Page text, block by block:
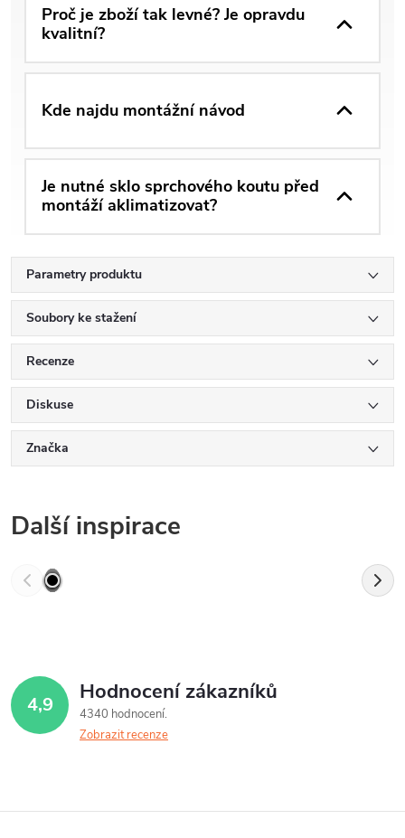
Proč je zboží tak levné? Je opravdu
kvalitní?
Kde najdu montážní návod
Je nutné sklo sprchového koutu před
montáží aklimatizovat?
Parametry produktu
Soubory ke stažení
Recenze
Diskuse
Značka
Další inspirace
4,9 Hodnocení zákazníků
4340 hodnocení
Zobrazit recenze